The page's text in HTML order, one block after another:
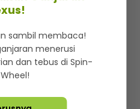
Dasar Privasi
hot, viral dan sensasi
sambil membaca!
menerusi
dan tebus di Spin-